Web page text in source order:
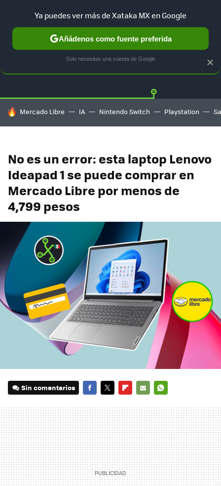
GUÍA DE COMPRAS MERCADO LIBRE
HOY SE HABLA DE
Mercado Libre IA Nintendo Switch Playstation
No es un error: esta laptop Lenovo
Ideapad 1 se puede comprar en
Mercado Libre por menos de
4,799 pesos
Sin comentarios
MAIL
×
Ya puedes ver más de Xataka MX en Google
Añádenos como fuente preferida
Solo necesitas una cuenta de Google